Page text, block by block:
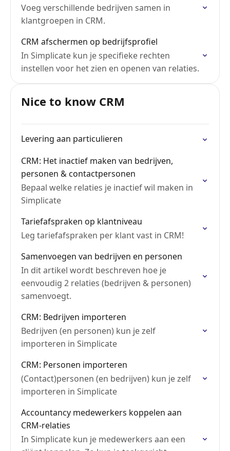
Voeg verschillende bedrijven samen in
klantgroepen in CRM.
CRM afschermen op bedrijfsprofiel
In Simplicate kun je specifieke rechten
instellen voor het zien en openen van relaties.
Nice to know CRM
Levering aan particulieren
CRM: Het inactief maken van bedrijven,
personen & contactpersonen
Bepaal welke relaties je inactief wil maken in
Simplicate
Tariefafspraken op klantniveau
Leg tariefafspraken per klant vast in CRM!
Samenvoegen van bedrijven en personen
In dit artikel wordt beschreven hoe je
eenvoudig 2 relaties (bedrijven & personen)
samenvoegt.
CRM: Bedrijven importeren
Bedrijven (en personen) kun je zelf
importeren in Simplicate
CRM: Personen importeren
(Contact)personen (en bedrijven) kun je zelf
importeren in Simplicate
Accountancy medewerkers koppelen aan
CRM-relaties
In Simplicate kun je medewerkers aan een